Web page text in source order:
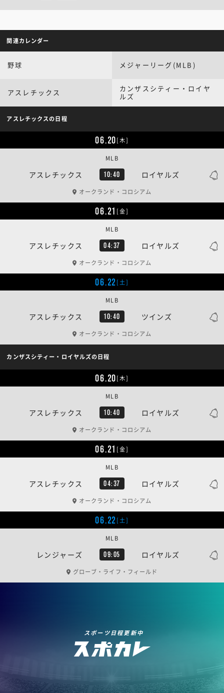
関連カレンダー
野球 メジャーリーグ(MLB)
アスレチックス
カンザスシティー・ロイヤ
ルズ
アスレチックスの日程
06.20[木]
アスレチックス 10:40 ロイヤルズ
MLB
オークランド・コロシアム
06.21 [金]
アスレチックス 04:37 ロイヤルズ
MLB
オークランド・コロシアム
06.22[土]
アスレチックス 10:40 ツインズ
MLB
オークランド・コロシアム
カンザスシティー・ロイヤルズの日程
06.20[木]
アスレチックス 10:40 ロイヤルズ
MLB
オークランド・コロシアム
06.21 [金]
アスレチックス 04:37 ロイヤルズ
MLB
オークランド・コロシアム
06.22[土]
レンジャーズ 09:05 ロイヤルズ
MLB
グローブ・ライフ・フィールド
スポーツ日程更新中